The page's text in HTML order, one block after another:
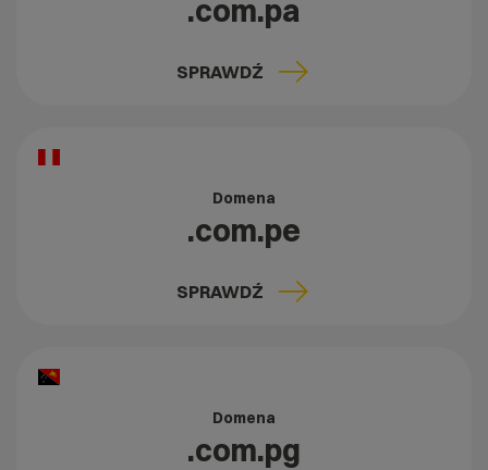
.com.pa
SPRAWDŹ
Domena
.com.pe
SPRAWDŹ
Domena
.com.pg